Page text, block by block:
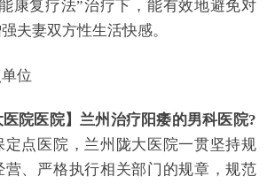
康复疗法”治疗下，能有效地避免对
夫妻双方性生活快感。
位
医院医院】兰州治疗阳痿的男科医院?
定点医院，兰州陇大医院一贯坚持规
营、严格执行相关部门的规章，规范